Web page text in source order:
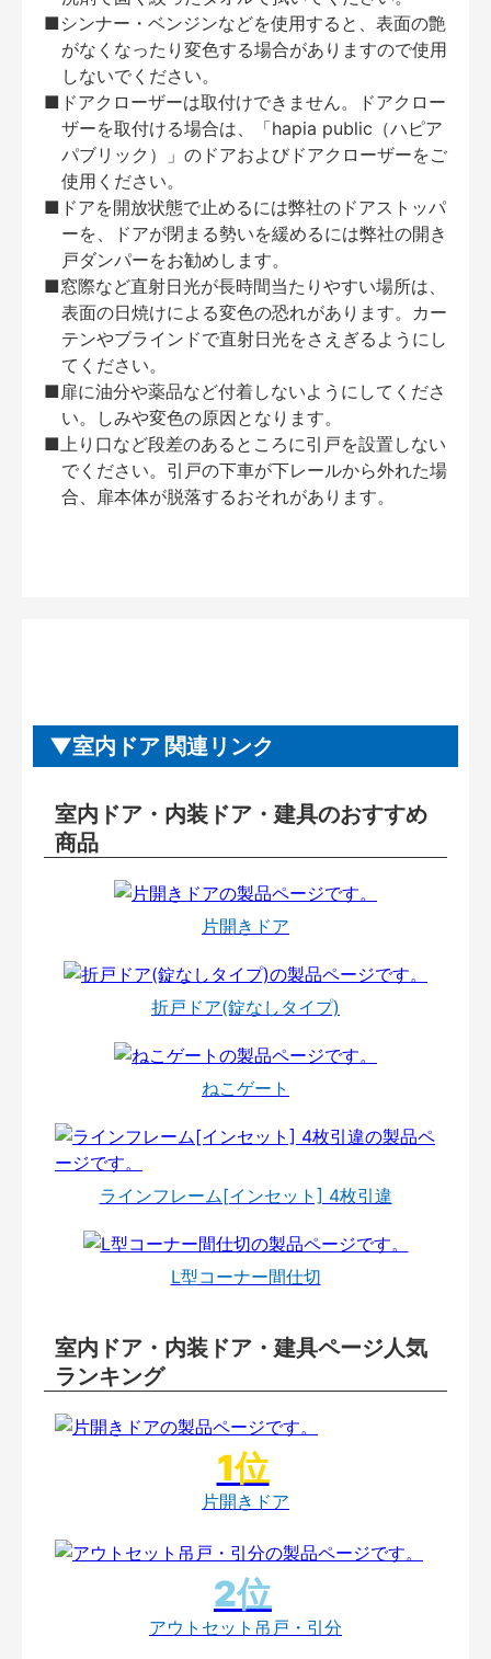
■シンナー・ベンジンなどを使用すると、表面の艶
がなくなったり変色する場合がありますので使用
しないでください。
■ドアクローザーは取付けできません。ドアクロー
ザーを取付ける場合は、「hapia public（ハピア
パブリック）」のドアおよびドアクローザーをご
使用ください。
■ドアを開放状態で止めるには弊社のドアストッパ
ーを、ドアが閉まる勢いを緩めるには弊社の開き
戸ダンパーをお勧めします。
■窓際など直射日光が長時間当たりやすい場所は、
表面の日焼けによる変色の恐れがあります。カー
テンやブラインドで直射日光をさえぎるようにし
てください。
■扉に油分や薬品など付着しないようにしてくださ
い。しみや変色の原因となります。
■上り口など段差のあるところに引戸を設置しない
でください。引戸の下車が下レールから外れた場
合、扉本体が脱落するおそれがあります。
室内ドア 関連リンク
室内ドア・内装ドア・建具のおすすめ
商品
片開きドア
折戸ドア(錠なしタイプ)
ねこゲート
ラインフレーム[インセット] 4枚引違
L型コーナー間仕切
室内ドア・内装ドア・建具ページ人気
ランキング
片開きドア
アウトセット吊戸・引分